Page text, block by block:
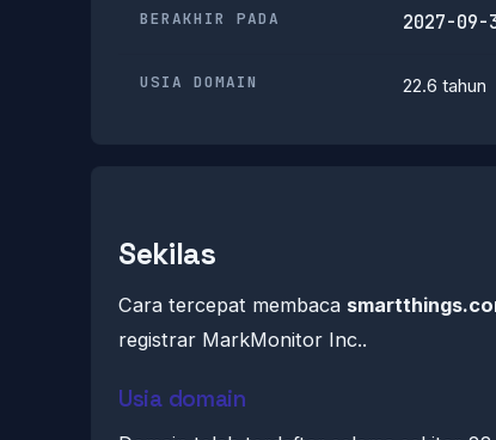
BERAKHIR PADA 2027-09-
USIA DOMAIN 22.6 tahun
Sekilas
Cara tercepat membaca
registrar MarkMonitor Inc..
Usia domain